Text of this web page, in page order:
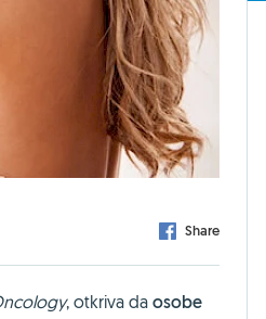
Share
, otkriva da osobe